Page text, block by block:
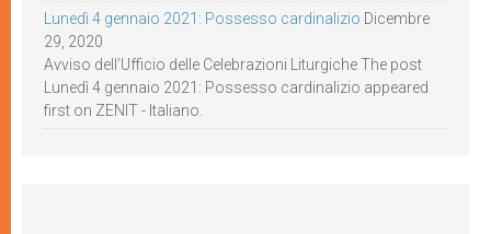
Lunedì 4 gennaio 2021: Possesso cardinalizio Dicembre
29, 2020
Avviso dell’Ufficio delle Celebrazioni Liturgiche The post
Lunedì 4 gennaio 2021: Possesso cardinalizio appeared
first on ZENIT - Italiano.